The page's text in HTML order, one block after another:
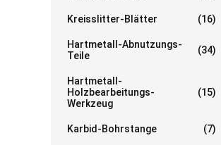
Kreisslitter-Blätter (16)
Hartmetall-Abnutzungs-
Teile
(34)
Hartmetall-
Holzbearbeitungs-
Werkzeug
(15)
Karbid-Bohrstange (7)